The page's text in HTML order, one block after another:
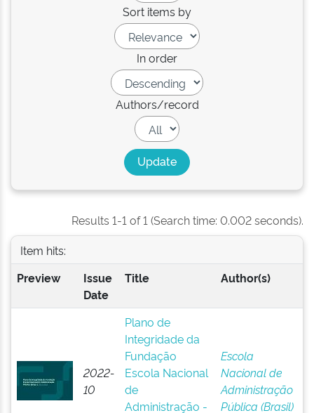
Sort items by
In order
Authors/record
Results 1-1 of 1 (Search time: 0.002 seconds).
Item hits:
Preview
Issue
Date
Title Author(s)
2022-
10
Plano de
Integridade da
Fundação
Escola Nacional
de
Administração -
Escola
Nacional de
Administração
Pública (Brasil)